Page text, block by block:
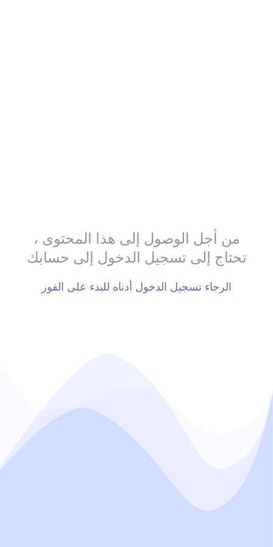
من أجل الوصول إلى هذا المحتوى ،
تحتاج إلى تسجيل الدخول إلى حسابك
الرجاء تسجيل الدخول أدناه للبدء على الفور